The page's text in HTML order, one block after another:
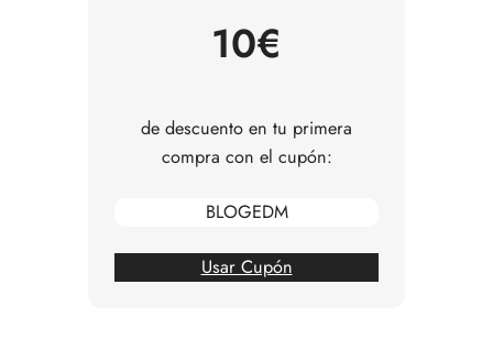
Consejos para comprar el pescado
Preguntas frecuentes sobre pez limón marinado
en cítricos
10€
de descuento en tu primera
compra con el cupón:
BLOGEDM
Usar Cupón